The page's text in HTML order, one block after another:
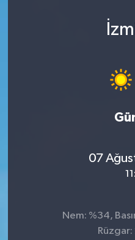
07
Nem: %34,